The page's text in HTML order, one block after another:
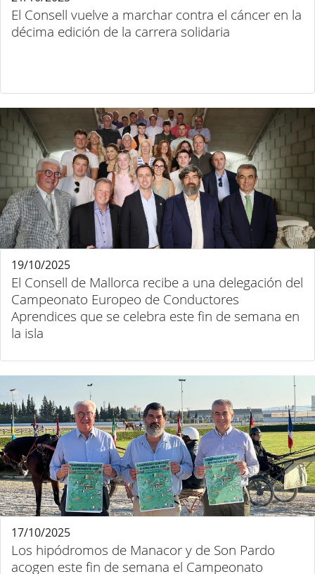
El Consell vuelve a marchar contra el cáncer en la
décima edición de la carrera solidaria
El Consell de Mallorca recibe a una delegación del
Campeonato Europeo de Conductores
Aprendices que se celebra este fin de semana en
la isla
19/10/2025
Los hipódromos de Manacor y de Son Pardo
acogen este fin de semana el Campeonato
17/10/2025